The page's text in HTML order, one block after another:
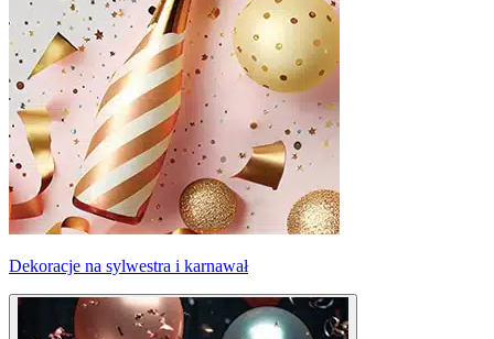
Dekoracje na sylwestra i karnawał